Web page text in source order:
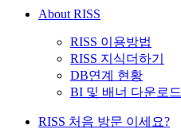
About RISS
RISS 이용방법
RISS 지식더하기
DB연계 현황
BI 및 배너 다운로드
RISS 처음 방문 이세요?